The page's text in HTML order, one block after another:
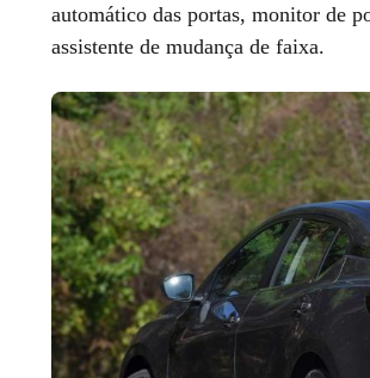
automático das portas, monitor de
assistente de mudança de faixa.